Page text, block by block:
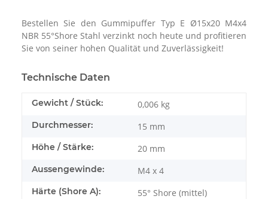
Bestellen Sie den Gummipuffer Typ E Ø15x20 M4x4
NBR 55°Shore Stahl verzinkt noch heute und profitieren
Sie von seiner hohen Qualität und Zuverlässigkeit!
Technische Daten
Gewicht / Stück: 0,006 kg
Durchmesser: 15 mm
Höhe / Stärke: 20 mm
Aussengewinde: M4 x 4
Härte (Shore A): 55° Shore (mittel)